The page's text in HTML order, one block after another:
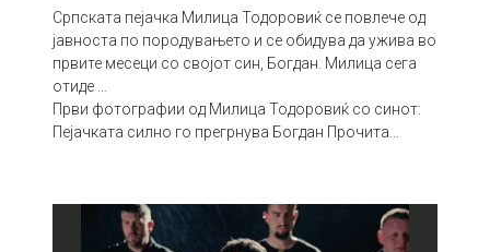
Српската пејачка Милица Тодоровиќ се повлече од
јавноста по породувањето и се обидува да ужива во
првите месеци со својот син, Богдан. Милица сега
отиде …
Први фотографии од Милица Тодоровиќ со синот:
Пејачката силно го прегрнува Богдан Прочита…